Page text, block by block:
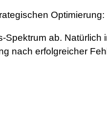
Optimierung:
ab.
nach erfolgreicher